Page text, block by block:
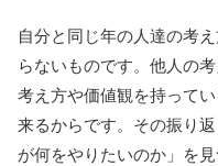
自分と同じ年の人達の考
らないものです。他人の
考え方や価値観を持って
来るからです。その振り
が何をやりたいのか」を